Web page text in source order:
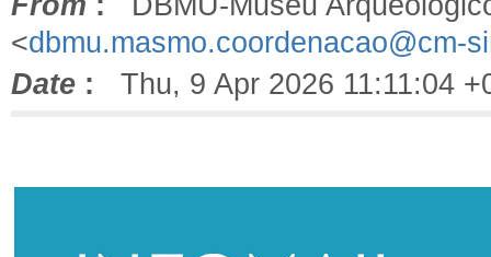
<dbmu.masmo.coordenacao@cm-
Date : Thu, 9 Apr 2026 11:11:04